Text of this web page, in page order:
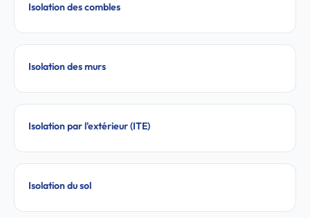
Isolation des combles
Isolation des murs
Isolation par l'extérieur (ITE)
Isolation du sol